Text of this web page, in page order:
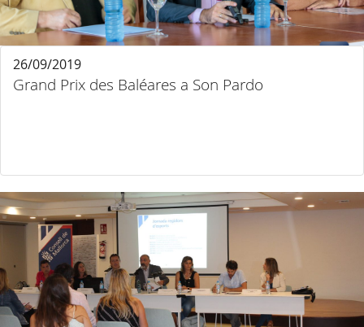
Grand Prix des Baléares a Son Pardo
26/09/2019